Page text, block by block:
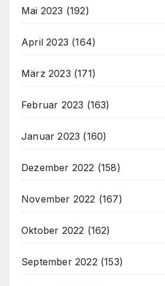
Mai 2023 (192)
April 2023 (164)
März 2023 (171)
Februar 2023 (163)
Januar 2023 (160)
Dezember 2022 (158)
November 2022 (167)
Oktober 2022 (162)
September 2022 (153)